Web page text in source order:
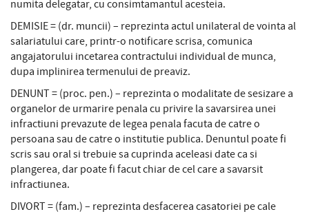
numita delegatar, cu consimtamantul acesteia.
DEMISIE = (dr. muncii) – reprezinta actul unilateral de vointa al
salariatului care, printr-o notificare scrisa, comunica
angajatorului incetarea contractului individual de munca,
dupa implinirea termenului de preaviz.
DENUNT = (proc. pen.) – reprezinta o modalitate de sesizare a
organelor de urmarire penala cu privire la savarsirea unei
infractiuni prevazute de legea penala facuta de catre o
persoana sau de catre o institutie publica. Denuntul poate fi
scris sau oral si trebuie sa cuprinda aceleasi date ca si
plangerea, dar poate fi facut chiar de cel care a savarsit
infractiunea.
DIVORT = (fam.) – reprezinta desfacerea casatoriei pe cale